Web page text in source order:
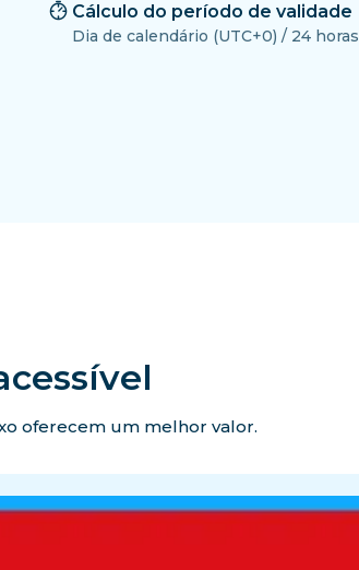
Cálculo do período de validade
Dia de calendário (UTC+0) / 24 horas
oferecem um melhor valor.